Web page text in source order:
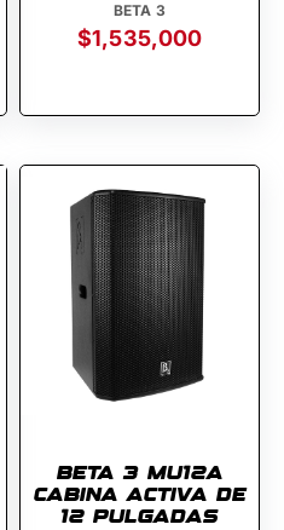
BETA 3
$1,535,000
BETA 3 MU12A
CABINA ACTIVA DE
12 PULGADAS